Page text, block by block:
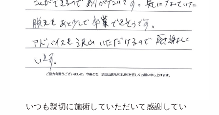
いつも親切に施術していただいて感謝してい